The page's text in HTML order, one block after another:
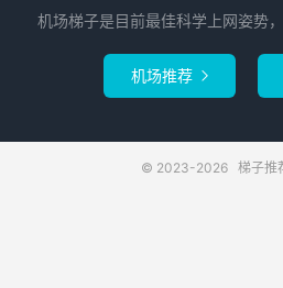
机场梯子是目前最佳科学上网姿势
机场推荐 
© 2023-2026 梯子推